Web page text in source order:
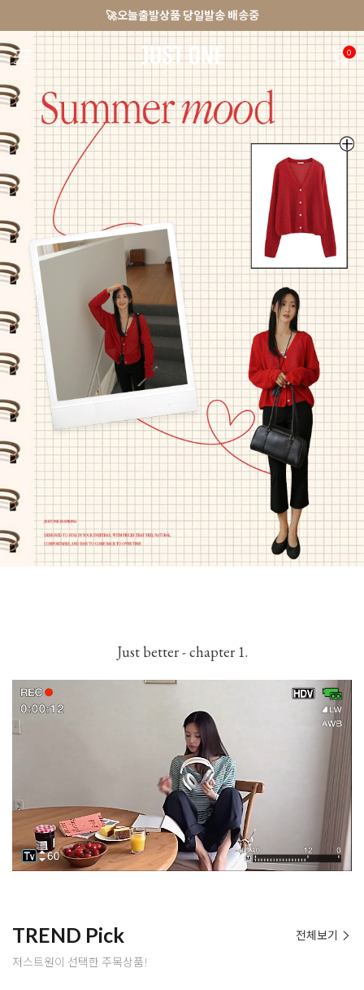
앱 다운로드 10% 할인쿠폰
🚀오늘출발상품 당일발송 배송중
회원가입 쿠폰 3000원
0
NEW 7% BEST 🚀오늘출발 MADE . J 상의 팬츠
Just better - chapter 1.
TREND Pick
저스트원이 선택한 주목상품!
전체보기